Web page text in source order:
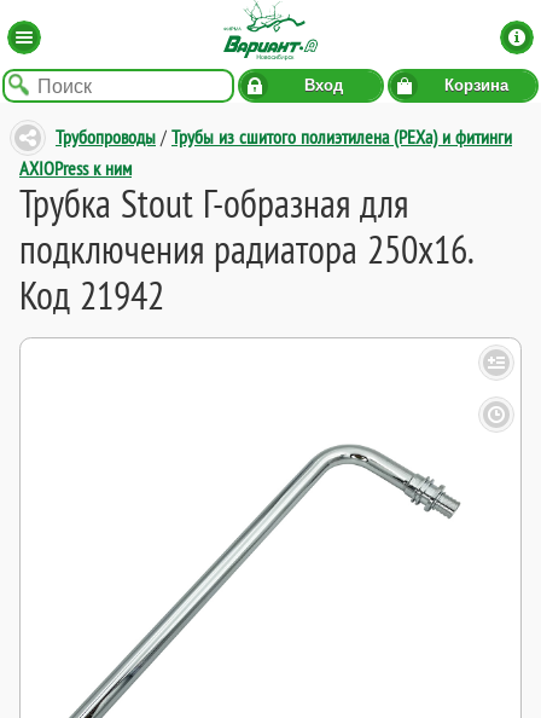
Вход Корзина
Трубопроводы / Трубы из сшитого полиэтилена (PEXa) и фитинги
AXIOPress к ним
Трубка Stout Г-образная для
подключения радиатора 250x16.
Код 21942